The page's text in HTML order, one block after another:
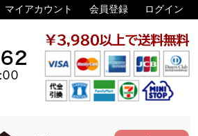
マイアカウント 会員登録 ログイン